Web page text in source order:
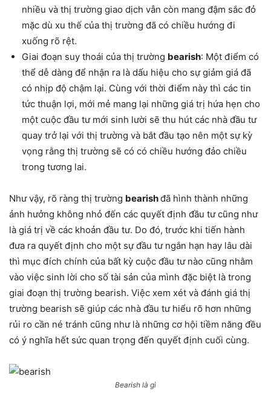
nhiều và thị trường giao dịch vẫn còn mang đậm sắc đỏ
mặc dù xu thế của thị trường đã có chiều hướng đi
xuống rõ rệt.
Giai đoạn suy thoái của thị trường bearish: Một điểm có
thể dễ dàng để nhận ra là dấu hiệu cho sự giảm giá đã
có nhịp độ chậm lại. Cùng với thời điểm này thì các tin
tức thuận lợi, mới mẻ mang lại những giá trị hứa hẹn cho
một cuộc đầu tư mới sinh lười sẽ thu hút các nhà đầu tư
quay trở lại với thị trường và bắt đầu tạo nên một sự kỳ
vọng rằng thị trường sẽ có có chiều hướng đảo chiều
trong tương lai.
Như vậy, rõ ràng thị trường bearishđã hình thành những
ảnh hưởng không nhỏ đến các quyết định đầu tư cũng như
là giá trị về các khoản đầu tư. Do đó, trước khi tiến hành
đưa ra quyết định cho một sự đầu tư ngắn hạn hay lâu dài
thì mục đích chính của bất kỳ cuộc đầu tư nào cũng nhằm
vào việc sinh lời cho số tài sản của mình đặc biệt là trong
giai đoạn thị trường bearish. Việc xem xét và đánh giá thị
trường bearish sẽ giúp các nhà đầu tư hiểu rõ hơn những
rủi ro cần né tránh cũng như là những cơ hội tiềm năng đều
có ý nghĩa hết sức quan trọng đến quyết định cuối cùng.
Bearish là gì